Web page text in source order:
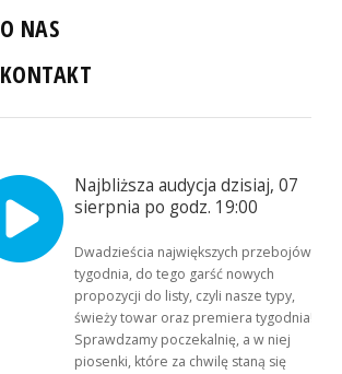
O NAS
KONTAKT
Najbliższa audycja dzisiaj, 07
sierpnia po godz. 19:00
Dwadzieścia największych przebojów
tygodnia, do tego garść nowych
propozycji do listy, czyli nasze typy,
świeży towar oraz premiera tygodnia!
Sprawdzamy poczekalnię, a w niej
piosenki, które za chwilę staną się